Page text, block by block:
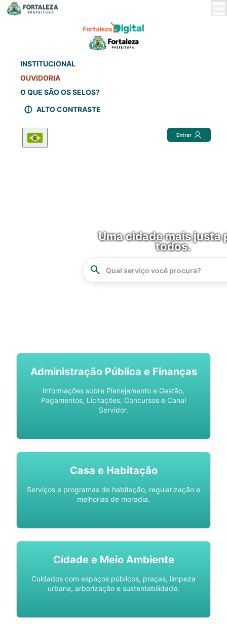
INSTITUCIONAL
OUVIDORIA
O QUE SÃO OS SELOS?
ALTO CONTRASTE
Entrar
Uma cidade mais justa
todos.
Administração Pública e Finanças
Informações sobre Planejamento e Gestão,
Pagamentos, Licitações, Concursos e Canal
Servidor.
Casa e Habitação
Serviços e programas de habitação, regularização e
melhorias de moradia.
Cidade e Meio Ambiente
Cuidados com espaços públicos, praças, limpeza
urbana, arborização e sustentabilidade.